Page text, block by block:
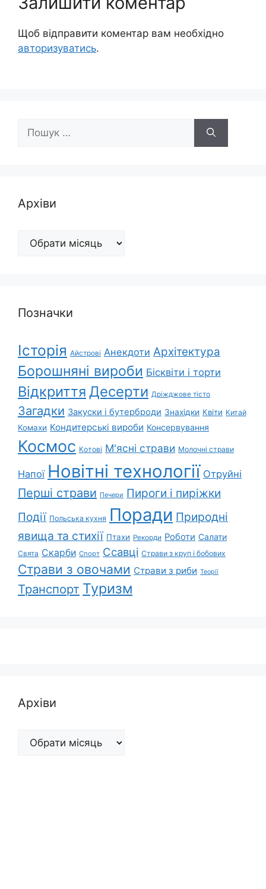
Щоб відправити коментар вам необхідно
авторизуватись.
Архіви
Архіви
Позначки
Історія Айстрові Анекдоти Архітектура
Борошняні вироби Бісквіти і торти
Відкриття Десерти Дріжджове тісто
Загадки Закуски і бутерброди Знахідки Квіти Китай
Комахи Кондитерські вироби Консервування
Космос Котові М'ясні страви Молочні страви
Напої Новітні технології Отруйні
Перші страви Печери Пироги і пиріжки
Події Польська кухня Поради Природні
явища та стихії Птахи Рекорди Роботи Салати
Свята Скарби Спорт Ссавці Страви з круп і бобових
Страви з овочами Страви з риби Теорії
Транспорт Туризм
Архіви
Архіви